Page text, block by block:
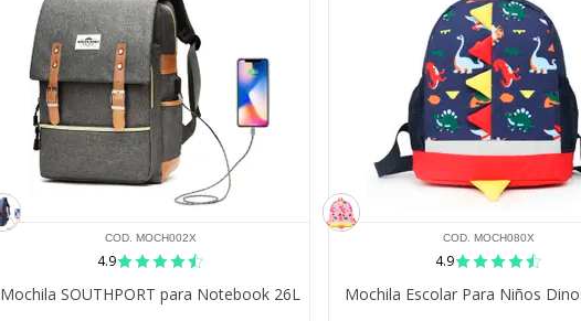
COD. MOCH002X
4.9
Mochila SOUTHPORT para Notebook 26L
COD. MOCH080X
4.9
Mochila Escolar Para Niños